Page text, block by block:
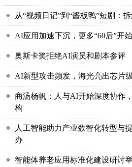
从“视频日记”到“酱板鸭”短剧：
AI应用加速下沉，更多“60后”开
奥斯卡奖拒绝AI演员和剧本参评
AI新型攻击频发，海光亮出芯片
商汤杨帆：人与AI开始深度协作
构
人工智能助力产业数智化转型与
办
智能体养老应用标准化建设研讨